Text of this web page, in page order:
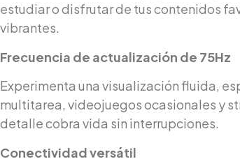
estudiar o disfrutar de tus contenidos
vibrantes.
Frecuencia de actualización de 75Hz
Experimenta una visualización fluida,
multitarea, videojuegos ocasionales y
detalle cobra vida sin interrupciones.
Conectividad versátil